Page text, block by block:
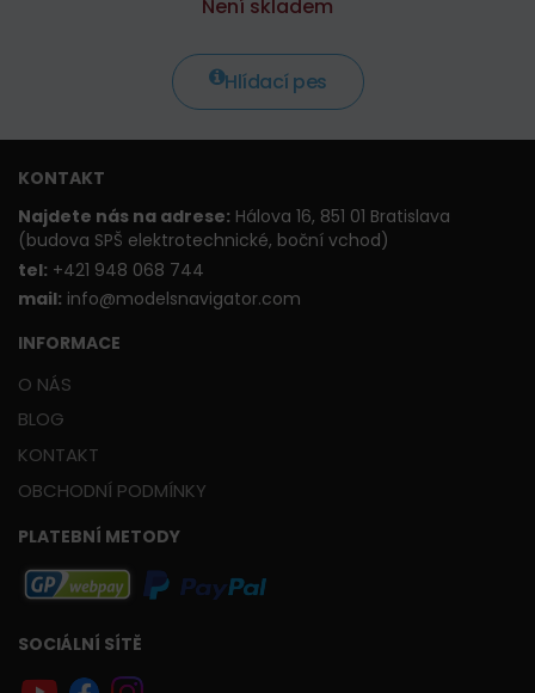
Není skladem
Hlídací pes
KONTAKT
Najdete nás na adrese: Hálova 16, 851 01 Bratislava
(budova SPŠ elektrotechnické, boční vchod)
tel: +421 948 068 744
mail: info@modelsnavigator.com
INFORMACE
O NÁS
BLOG
KONTAKT
OBCHODNÍ PODMÍNKY
PLATEBNÍ METODY
SOCIÁLNÍ SÍTĚ